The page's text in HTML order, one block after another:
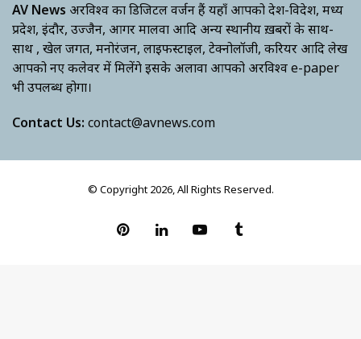
AV News अक्षरविश्व का डिजिटल वर्जन हैं यहाँ आपको देश-विदेश, मध्य
प्रदेश, इंदौर, उज्जैन, आगर मालवा आदि अन्य स्थानीय ख़बरों के साथ-
साथ , खेल जगत, मनोरंजन, लाइफस्टाइल, टेक्नोलॉजी, करियर आदि लेख
आपको नए कलेवर में मिलेंगे इसके अलावा आपको अक्षरविश्व e-paper
भी उपलब्ध होगा।
Contact Us: contact@avnews.com
© Copyright 2026, All Rights Reserved.
PinterestLinkedInYouTubeTumblr